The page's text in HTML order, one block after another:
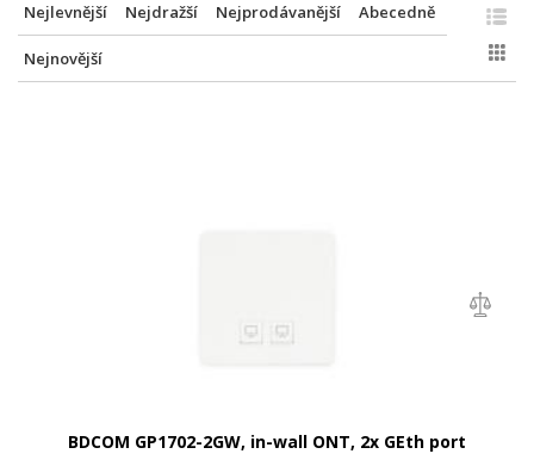
Nejlevnější Nejdražší Nejprodávanější Abecedně
Nejnovější
BDCOM GP1702-2GW, in-wall ONT, 2x GEth port